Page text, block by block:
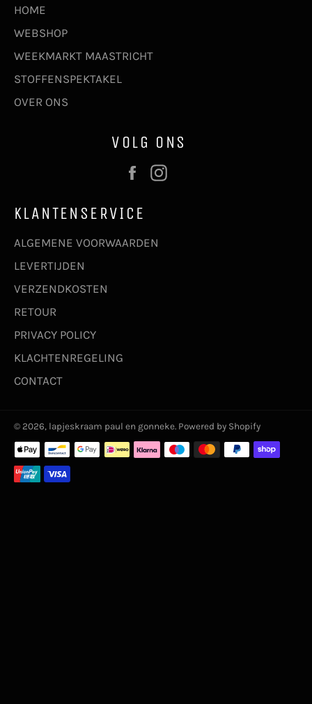
HOME
WEBSHOP
WEEKMARKT MAASTRICHT
STOFFENSPEKTAKEL
OVER ONS
VOLG ONS
Facebook
KLANTENSERVICE
ALGEMENE VOORWAARDEN
LEVERTIJDEN
VERZENDKOSTEN
RETOUR
PRIVACY POLICY
KLACHTENREGELING
CONTACT
© 2026, lapjeskraam paul en gonneke. Powered by Shopify
Betaalmethoden